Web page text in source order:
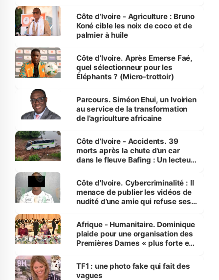
Côte d’Ivoire - Agriculture : Bruno
Koné cible les noix de coco et de
palmier à huile
Côte d’Ivoire. Après Emerse Faé,
quel sélectionneur pour les
Éléphants ? (Micro-trottoir)
Parcours. Siméon Ehui, un Ivoirien
au service de la transformation
de l’agriculture africaine
Côte d’Ivoire - Accidents. 39
morts après la chute d’un car
dans le fleuve Bafing : Un lecteur
des Transports
Côte d'Ivoire. Cybercriminalité : Il
menace de publier les vidéos de
nudité d’une amie qui refuse ses
Afrique - Humanitaire. Dominique
plaide pour une organisation des
Premières Dames « plus forte et
sur la scène internationale »
TF1 : une photo fake qui fait des
vagues